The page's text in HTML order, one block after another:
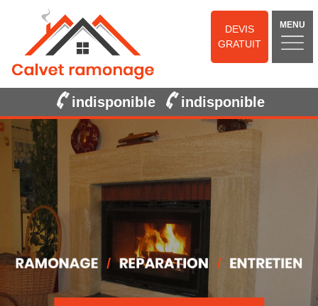
DEVIS
GRATUIT
MENU
indisponible indisponible